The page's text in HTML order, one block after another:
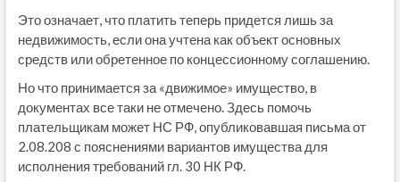
Это означает, что платить теперь придется лишь за
недвижимость, если она учтена как объект основных
средств или обретенное по концессионному соглашению.
Но что принимается за «движимое» имущество, в
документах все таки не отмечено. Здесь помочь
плательщикам может НС РФ, опубликовавшая письма от
2.08.208 с пояснениями вариантов имущества для
исполнения требований гл. 30 НК РФ.